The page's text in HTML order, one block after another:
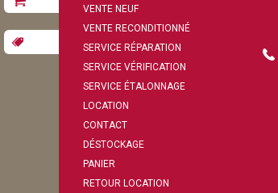
VENTE NEUF
VENTE RECONDITIONNÉ
SERVICE RÉPARATION
SERVICE VÉRIFICATION
SERVICE ÉTALONNAGE
LOCATION
CONTACT
DÉSTOCKAGE
PANIER
RETOUR LOCATION